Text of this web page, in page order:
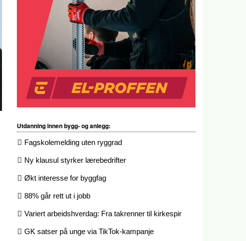
Utdanning innen bygg- og anlegg:
Fagskolemelding uten ryggrad
Ny klausul styrker lærebedrifter
Økt interesse for byggfag
88% går rett ut i jobb
Variert arbeidshverdag: Fra takrenner til kirkespir
GK satser på unge via TikTok-kampanje